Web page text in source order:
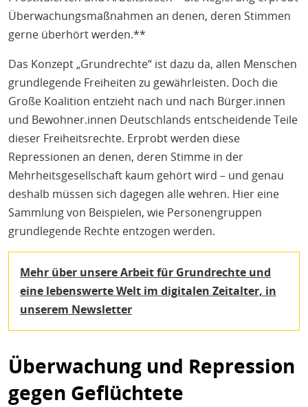
Überwachungsmaßnahmen an denen, deren Stimmen
gerne überhört werden.**
Das Konzept „Grundrechte“ ist dazu da, allen Menschen
grundlegende Freiheiten zu gewährleisten. Doch die
Große Koalition entzieht nach und nach Bürger.innen
und Bewohner.innen Deutschlands entscheidende Teile
dieser Freiheitsrechte. Erprobt werden diese
Repressionen an denen, deren Stimme in der
Mehrheitsgesellschaft kaum gehört wird – und genau
deshalb müssen sich dagegen alle wehren. Hier eine
Sammlung von Beispielen, wie Personengruppen
grundlegende Rechte entzogen werden.
Mehr über unsere Arbeit für Grundrechte und
eine lebenswerte Welt im digitalen Zeitalter, in
unserem Newsletter
Überwachung und Repression
gegen Geflüchtete